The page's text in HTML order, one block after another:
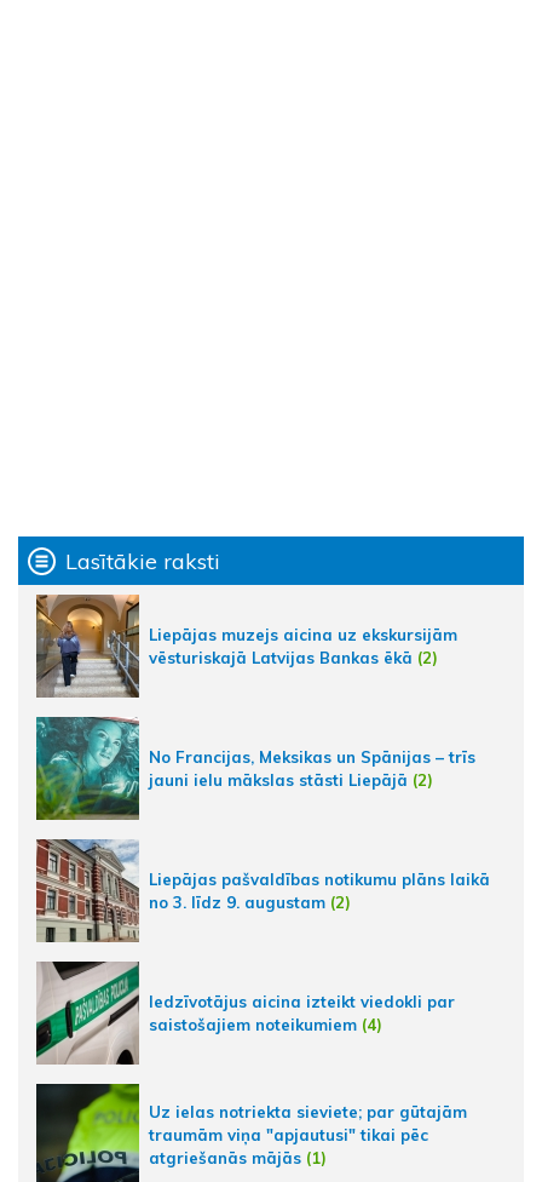
Lasītākie raksti
Liepājas muzejs aicina uz ekskursijām
vēsturiskajā Latvijas Bankas ēkā (2)
No Francijas, Meksikas un Spānijas – trīs
jauni ielu mākslas stāsti Liepājā (2)
Liepājas pašvaldības notikumu plāns laikā
no 3. līdz 9. augustam (2)
Iedzīvotājus aicina izteikt viedokli par
saistošajiem noteikumiem (4)
Uz ielas notriekta sieviete; par gūtajām
traumām viņa "apjautusi" tikai pēc
atgriešanās mājās (1)